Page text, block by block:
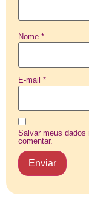
Nome *
E-mail *
Salvar meus dados
comentar.